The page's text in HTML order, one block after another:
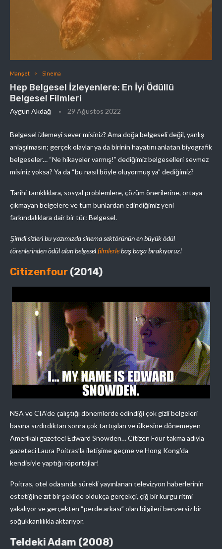
Manşet Sinema
Hep Belgesel İzleyenlere: En İyi Ödüllü
Belgesel Filmleri
Aygün Akdağ 29 Ağustos 2022
Belgesel izlemeyi sever misiniz? Ama doğa belgeseli değil, yanlış
anlaşılmasın; gerçek olaylar ya da birinin hayatını anlatan biyografik
belgeseler… “Ne hikayeler varmış!” dediğimiz belgeselleri sevmez
misiniz yoksa? Ya da “bu nasıl böyle oluyormuş ya” dediğimiz?
Tarihi tanıklıklara, sosyal problemlere, çözüm önerilerine, ortaya
çıkmayan belgelere ve tüm bunlardan edindiğimiz yeni
farkındalıklara dair bir tür: Belgesel.
Şimdi sizleri bu yazımızda sinema sektörünün en büyük ödül
törenlerinden ödül alan belgeselfilmlerlebaş başa bırakıyoruz!
Citizenfour (2014)
NSA ve CIA’de çalıştığı dönemlerde edindiği çok gizli belgeleri
basına sızdırdıktan sonra çok tartışılan ve ülkesine dönemeyen
Amerikalı gazeteci Edward Snowden… Citizen Four takma adıyla
gazeteci Laura Poitras’la iletişime geçme ve Hong Kong’da
kendisiyle yaptığı röportajlar!
Poitras, otel odasında sürekli yayınlanan televizyon haberlerinin
estetiğine zıt bir şekilde oldukça gerçekçi, çiğ bir kurgu ritmi
yakalıyor ve gerçekten “perde arkası” olan bilgileri benzersiz bir
soğukkanlılıkla aktarıyor.
Teldeki Adam (2008)